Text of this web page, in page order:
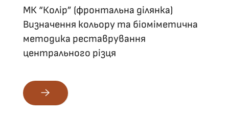
МК “Колір” (фронтальна ділянка)
Визначення кольору та біоміметична
методика реставрування
центрального різця